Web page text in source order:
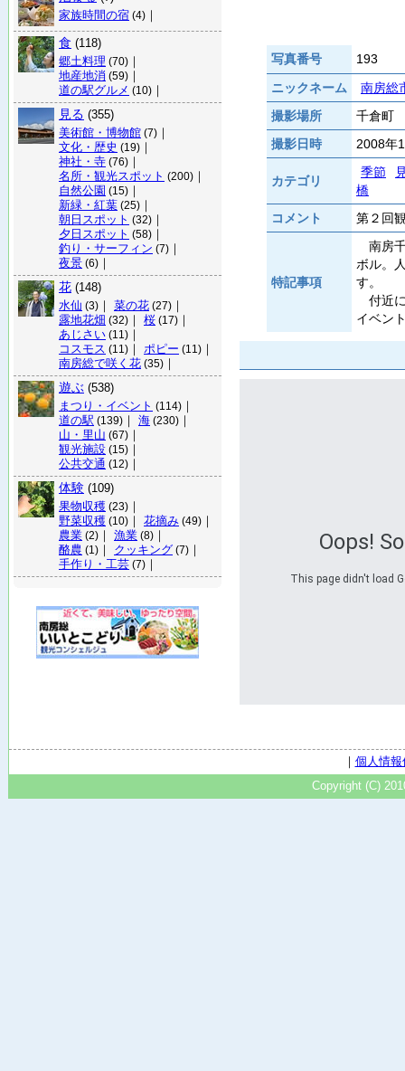
家族時間の宿 (4) ｜
食 (118)
郷土料理 (70) ｜
地産地消 (59) ｜
道の駅グルメ (10) ｜
見る (355)
美術館・博物館 (7) ｜
文化・歴史 (19) ｜
神社・寺 (76) ｜
名所・観光スポット (200) ｜
自然公園 (15) ｜
新緑・紅葉 (25) ｜
朝日スポット (32) ｜
夕日スポット (58) ｜
釣り・サーフィン (7) ｜
夜景 (6) ｜
花 (148)
水仙 (3) ｜ 菜の花 (27) ｜
露地花畑 (32) ｜ 桜 (17) ｜
あじさい (11) ｜
コスモス (11) ｜ ポピー (11) ｜
南房総で咲く花 (35) ｜
遊ぶ (538)
まつり・イベント (114) ｜
道の駅 (139) ｜ 海 (230) ｜
山・里山 (67) ｜
観光施設 (15) ｜
公共交通 (12) ｜
体験 (109)
果物収穫 (23) ｜
野菜収穫 (10) ｜ 花摘み (49) ｜
農業 (2) ｜ 漁業 (8) ｜
酪農 (1) ｜ クッキング (7) ｜
手作り・工芸 (7) ｜
写真番号
193
ニックネーム
南房総
撮影場所
千倉町
撮影日時
2008年
カテゴリ
季節
橋
コメント
第２回
特記事項
南房千
ボル。
す。
付近に
イベン
Oops!
This page didn't load
｜ 個人情
Copyright (C)